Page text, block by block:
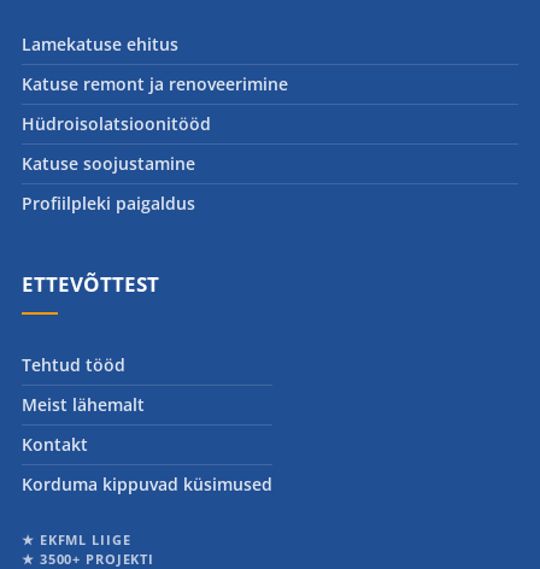
Lamekatuse ehitus
Katuse remont ja renoveerimine
Hüdroisolatsioonitööd
Katuse soojustamine
Profiilpleki paigaldus
ETTEVÕTTEST
Tehtud tööd
Meist lähemalt
Kontakt
Korduma kippuvad küsimused
★ EKFML LIIGE
★ 3500+ PROJEKTI